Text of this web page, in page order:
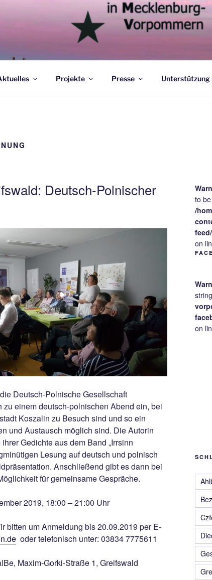
Projekte Presse Unterstützung
Deutsch-Polnischer
Deutsch-Polnische Gesellschaft
zu einem deutsch-polnischen Abend ein, bei
Koszalin zu Besuch sind und so ein
und Austausch möglich sind. Die Autorin
Gedichte aus dem Band „Irrsinn
Lesung auf deutsch und polnisch
Anschließend gibt es dann bei
für gemeinsame Gespräche.
2019, 18:00 – 21:00 Uhr
bitten um Anmeldung bis 20.09.2019 per E-
oder telefonisch unter: 03834 7775611
Maxim-Gorki-Straße 1, Greifswald
to
/
on
on